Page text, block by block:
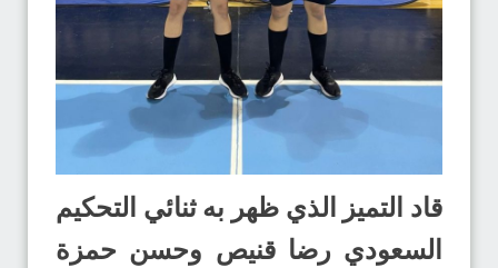
قاد التميز الذي ظهر به ثنائي التحكيم
السعودي رضا قنيص وحسن حمزة